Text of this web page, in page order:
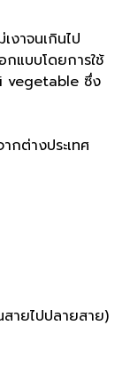
งาจนเกินไป
กแบบโดยการใช้
vegetable ซึ่ง
กต่างประเทศ
ายไปปลายสาย)